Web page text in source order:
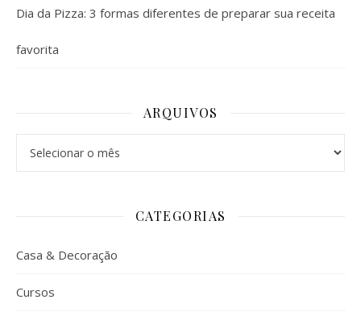
Dia da Pizza: 3 formas diferentes de preparar sua receita
favorita
ARQUIVOS
CATEGORIAS
Casa & Decoração
Cursos